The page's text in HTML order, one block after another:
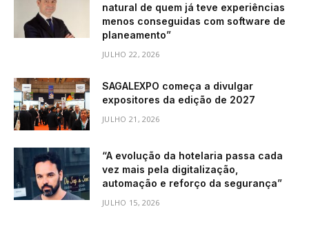
natural de quem já teve experiências
menos conseguidas com software de
planeamento”
JULHO 22, 2026
SAGALEXPO começa a divulgar
expositores da edição de 2027
JULHO 21, 2026
“A evolução da hotelaria passa cada
vez mais pela digitalização,
automação e reforço da segurança”
JULHO 15, 2026